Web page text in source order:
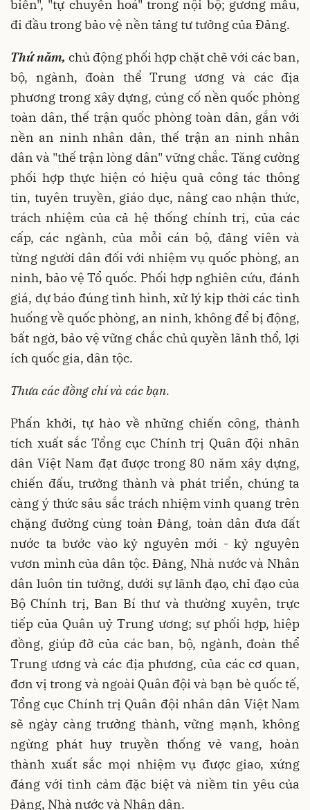
biến", "tự chuyển hoá" trong nội bộ; gương mẫu,
đi đầu trong bảo vệ nền tảng tư tưởng của Đảng.
Thứ năm, chủ động phối hợp chặt chẽ với các ban,
bộ, ngành, đoàn thể Trung ương và các địa
phương trong xây dựng, củng cố nền quốc phòng
toàn dân, thế trận quốc phòng toàn dân, gắn với
nền an ninh nhân dân, thế trận an ninh nhân
dân và "thế trận lòng dân" vững chắc. Tăng cường
phối hợp thực hiện có hiệu quả công tác thông
tin, tuyên truyền, giáo dục, nâng cao nhận thức,
trách nhiệm của cả hệ thống chính trị, của các
cấp, các ngành, của mỗi cán bộ, đảng viên và
từng người dân đối với nhiệm vụ quốc phòng, an
ninh, bảo vệ Tổ quốc. Phối hợp nghiên cứu, đánh
giá, dự báo đúng tình hình, xử lý kịp thời các tình
huống về quốc phòng, an ninh, không để bị động,
bất ngờ, bảo vệ vững chắc chủ quyền lãnh thổ, lợi
ích quốc gia, dân tộc.
Thưa các đồng chí và các bạn.
Phấn khởi, tự hào về những chiến công, thành
tích xuất sắc Tổng cục Chính trị Quân đội nhân
dân Việt Nam đạt được trong 80 năm xây dựng,
chiến đấu, trưởng thành và phát triển, chúng ta
càng ý thức sâu sắc trách nhiệm vinh quang trên
chặng đường cùng toàn Đảng, toàn dân đưa đất
nước ta bước vào kỷ nguyên mới - kỷ nguyên
vươn mình của dân tộc. Đảng, Nhà nước và Nhân
dân luôn tin tưởng, dưới sự lãnh đạo, chỉ đạo của
Bộ Chính trị, Ban Bí thư và thường xuyên, trực
tiếp của Quân uỷ Trung ương; sự phối hợp, hiệp
đồng, giúp đỡ của các ban, bộ, ngành, đoàn thể
Trung ương và các địa phương, của các cơ quan,
đơn vị trong và ngoài Quân đội và bạn bè quốc tế,
Tổng cục Chính trị Quân đội nhân dân Việt Nam
sẽ ngày càng trưởng thành, vững mạnh, không
ngừng phát huy truyền thống vẻ vang, hoàn
thành xuất sắc mọi nhiệm vụ được giao, xứng
đáng với tình cảm đặc biệt và niềm tin yêu của
Đảng, Nhà nước và Nhân dân.